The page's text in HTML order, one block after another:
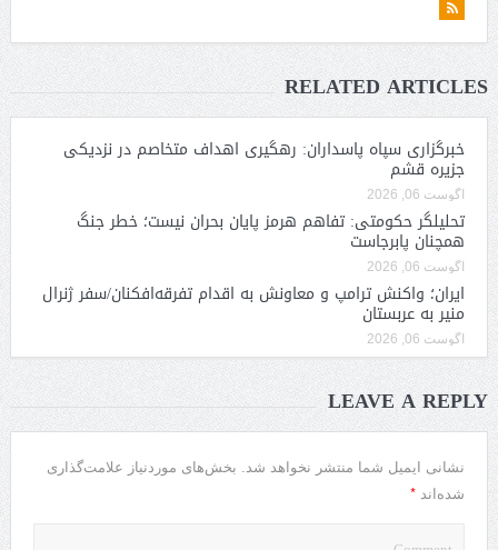
RELATED ARTICLES
خبرگزاری سپاه پاسداران: رهگیری اهداف متخاصم در نزدیکی
جزیره قشم
آگوست 06, 2026
تحلیلگر حکومتی: تفاهم هرمز پایان بحران نیست؛ خطر جنگ
همچنان پابرجاست
آگوست 06, 2026
ایران؛ واکنش ترامپ و معاونش به اقدام تفرقه‌افکنان/سفر ژنرال
منیر به عربستان
آگوست 06, 2026
LEAVE A REPLY
نشانی ایمیل شما منتشر نخواهد شد. بخش‌های موردنیاز علامت‌گذاری
شده‌اند *